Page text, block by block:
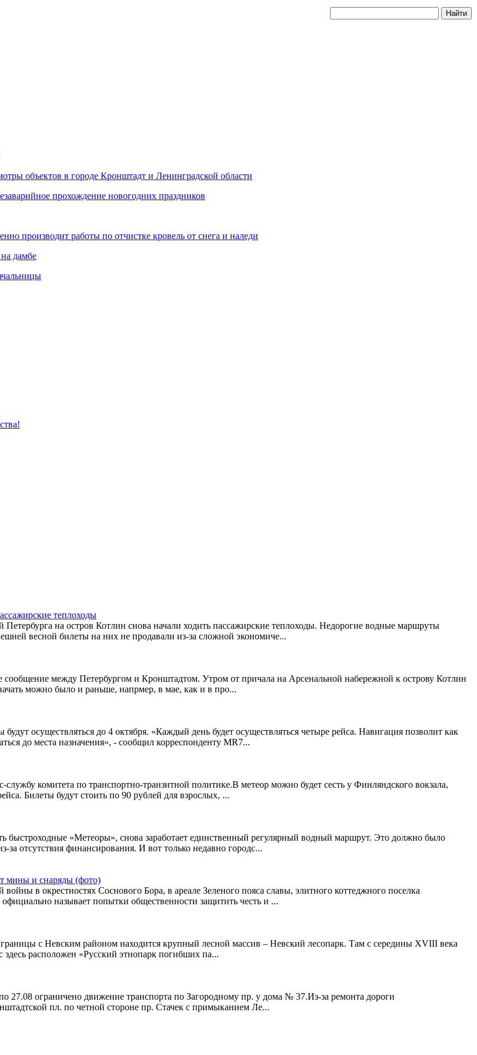
объектов в городе Кронштадт и Ленинградской области
прохождение новогодних праздников
производит работы по отчистке кровель от снега и наледи
дамбе
теплоходы
на остров Котлин снова начали ходить пассажирские теплоходы. Недорогие водные маршруты
весной билеты на них не продавали из-за сложной экономиче...
сообщение между Петербургом и Кронштадтом. Утром от причала на Арсенальной набережной к острову Котлин
можно было и раньше, напрмер, в мае, как и в про...
осуществляться до 4 октября. «Каждый день будет осуществляться четыре рейса. Навигация позволит как
до места назначения», - сообщил корреспонденту MR7...
службу комитета по транспортно-транзитной политике.В метеор можно будет сесть у Финляндского вокзала,
Билеты будут стоить по 90 рублей для взрослых, ...
быстроходные «Метеоры», снова заработает единственный регулярный водный маршрут. Это должно было
отсутствия финансирования. И вот только недавно городс...
мины и снаряды (фото)
в окрестностях Соснового Бора, в ареале Зеленого пояса славы, элитного коттеджного поселка
называет попытки общественности защитить честь и ...
с Невским районом находится крупный лесной массив – Невский лесопарк. Там с середины XVIII века
здесь расположен «Русский этнопарк погибших па...
27.08 ограничено движение транспорта по Загородному пр. у дома № 37.Из-за ремонта дороги
пл. по четной стороне пр. Стачек с примыканием Ле...